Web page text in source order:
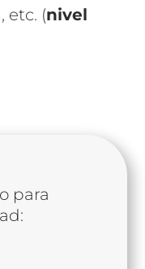
etc. (nivel
para